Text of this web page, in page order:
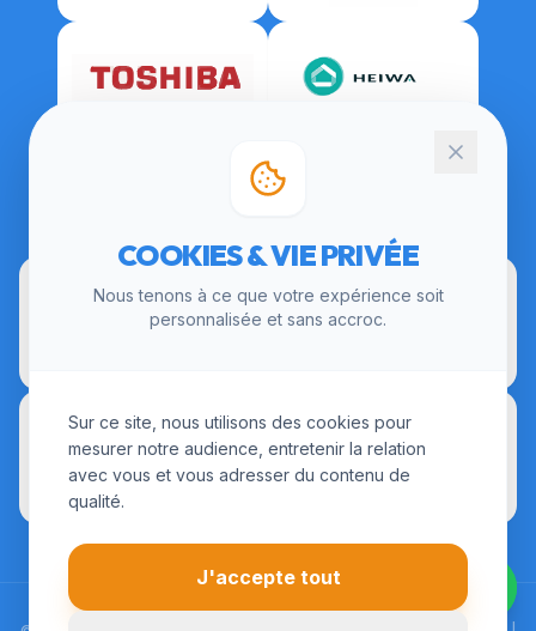
COOKIES & VIE PRIVÉE
Nous tenons à ce que votre expérience soit
personnalisée et sans accroc.
Sur ce site, nous utilisons des cookies pour
mesurer notre audience, entretenir la relation
avec vous et vous adresser du contenu de
qualité.
J'accepte tout